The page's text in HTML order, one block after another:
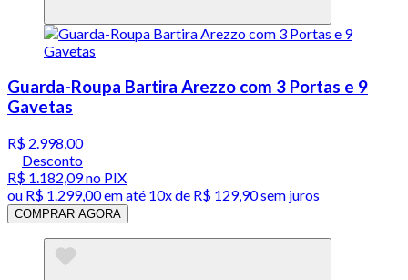
Guarda-Roupa Bartira Arezzo com 3 Portas e 9
Gavetas
R$ 2.998,00
Desconto
R$ 1.182,09no PIX
ou R$ 1.299,00em até 10x de R$ 129,90 sem juros
COMPRAR AGORA